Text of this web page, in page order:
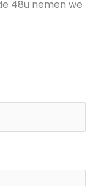
48u nemen we